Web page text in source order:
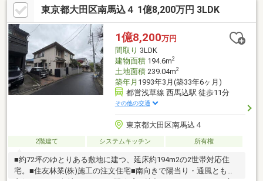
部分）は、現在賃貸中です。賃貸借契約につきましては、引継ぎ
していただきます。建物月額賃料金243，000円
東京都大田区南馬込４ 1億8,200万円 3LDK
1億8,200万円
間取り 3LDK
建物面積194.6m2
土地面積239.04m2
築年月 1993年3月(築33年6ヶ月)
都営浅草線 西馬込駅 徒歩11分
その他の交通
東京都大田区南馬込４
2階建て システムキッチン 所有権
■約72坪のゆとりある敷地に建つ、延床約194m2の2世帯対応住
宅。■住友林業(株)施工の注文住宅■南向きで陽当り・通風ともに